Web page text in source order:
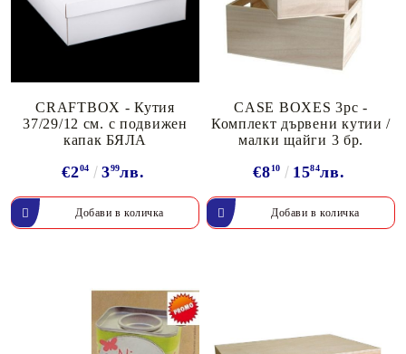
CRAFTBOX - Кутия
37/29/12 см. с подвижен
капак БЯЛА
€204 399лв.
CASE BOXES 3pc -
Комплект дървени кутии /
малки щайги 3 бр.
€810 1584лв.